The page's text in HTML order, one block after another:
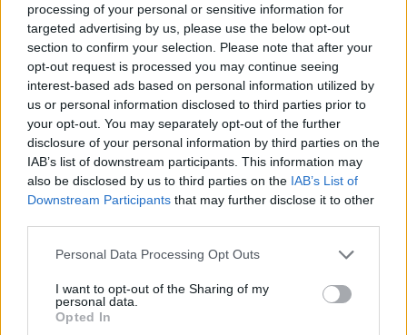
processing of your personal or sensitive information for
targeted advertising by us, please use the below opt-out
section to confirm your selection. Please note that after your
opt-out request is processed you may continue seeing
interest-based ads based on personal information utilized by
us or personal information disclosed to third parties prior to
your opt-out. You may separately opt-out of the further
disclosure of your personal information by third parties on the
IAB’s list of downstream participants. This information may
also be disclosed by us to third parties on the IAB’s List of
Downstream Participants that may further disclose it to other
Please note that this website/app uses one or more Google
not limited to your visit or usage behaviour. You may click to
grant or deny consent to Google and its third-party tags to
use your data for below specified purposes in below Google
Personal Data Processing Opt Outs
I want to opt-out of the Sharing of my
personal data.
Opted In
SPRAWDŹ
Często sprawdzane
Jeszcze o odmianie rzeczownikazombie
Odmiana:pobladłczy !pobladnął
Błędy związane z Kudową
Ciekawostki
— Takie oto palindromy
innymi słowy — Skąd wzięła się formasłowy
— Można się dogadać